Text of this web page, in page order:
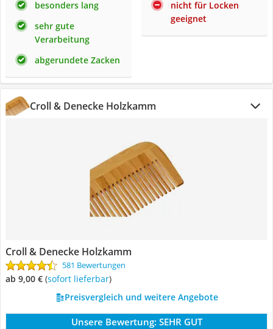
besonders lang
sehr gute
Verarbeitung
abgerundete Zacken
nicht für Locken
geeignet
Croll & Denecke Holzkamm
Croll & Denecke Holzkamm
581 Bewertungen
ab 9,00 € ( Sofort lieferbar)
Preisvergleich und weitere Angebote
Unsere Bewertung: SEHR GUT